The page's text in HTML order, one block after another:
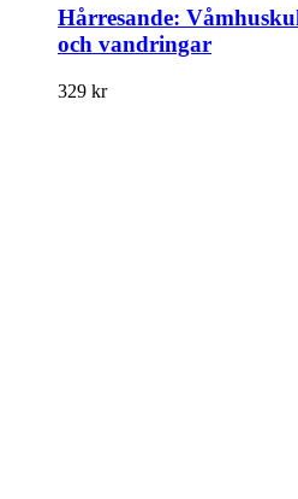
Hårresande:
och vandringar
329 kr